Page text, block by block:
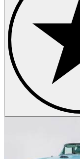
Ford Mustang
Ford Sierra
Ford Taunus